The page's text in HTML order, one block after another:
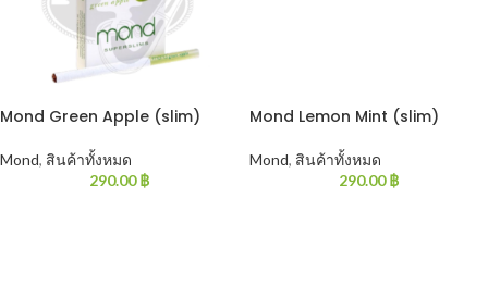
Mond Green Apple (slim)
Mond, สินค้าทั้งหมด
290.00฿
Mond Lemon Mint (slim)
Mond, สินค้าทั้งหมด
290.00฿